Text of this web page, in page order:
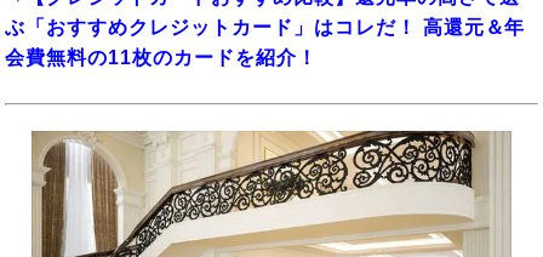
ぶ「おすすめクレジットカード」はコレだ！ 高還元＆年
会費無料の11枚のカードを紹介！